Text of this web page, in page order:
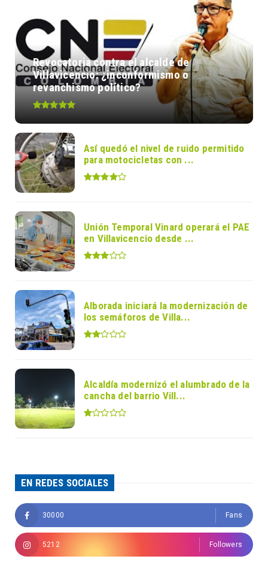
Revocatoria contra el alcalde de
Villavicencio: ¿inconformismo o
revanchismo político?
Así quedó el nivel de ruido permitido
para motocicletas con ...
Unión Temporal Vinard operará el PAE
en Villavicencio desde ...
Alborada iniciará la modernización de
los semáforos de Villa...
Alcaldía modernizó el alumbrado de la
cancha del barrio Vill...
EN REDES SOCIALES
30000 Fans
5212 Followers